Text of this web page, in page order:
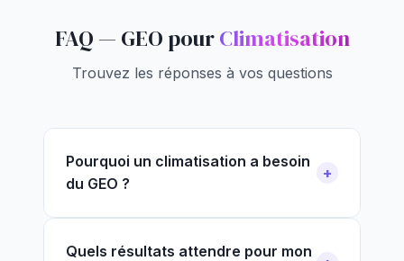
FAQ — GEO pourClimatisation
Trouvez les réponses à vos questions
Pourquoi un climatisation a besoin
du GEO ?
Quels résultats attendre pour mon